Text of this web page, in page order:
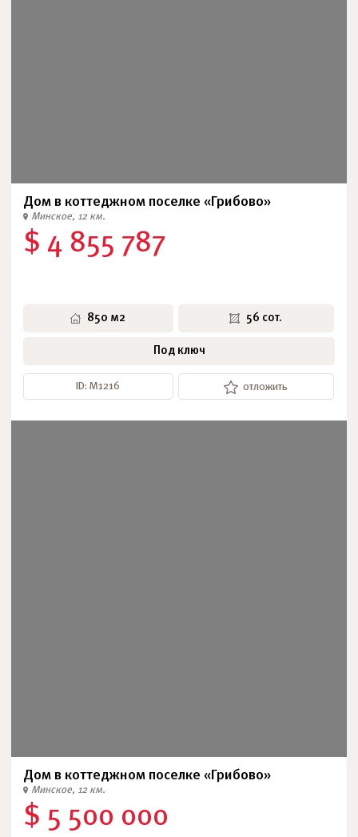
Дом в коттеджном поселке «Грибово»
Минское, 12 км.
$ 4 855 787
850 м2 56 сот.
Под ключ
ID: М1216 отложить
Дом в коттеджном поселке «Грибово»
Минское, 12 км.
$ 5 500 000